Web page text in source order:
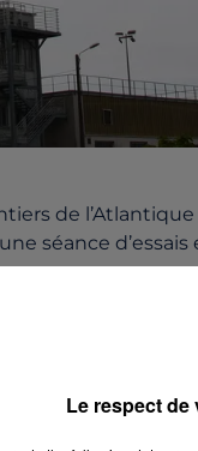
de
séance d’essais
journée. Ce
avaient été
, le dernier bijou
accueillir près de
Le respect